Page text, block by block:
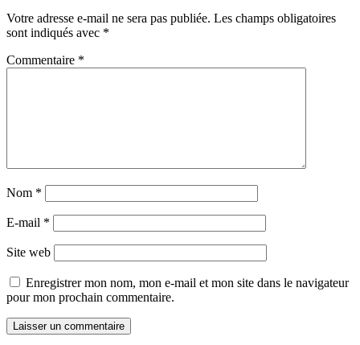
Votre adresse e-mail ne sera pas publiée. Les champs obligatoires
sont indiqués avec *
Commentaire *
Nom *
E-mail *
Site web
Enregistrer mon nom, mon e-mail et mon site dans le navigateur
pour mon prochain commentaire.